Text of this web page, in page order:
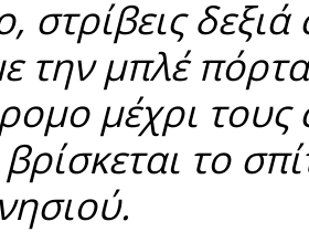
στρίβεις
την μπλέ
μέχρι τους
το